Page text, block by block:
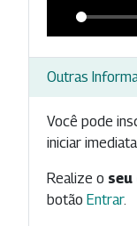
Outras
Você pode
iniciar
Realize o
botão Entrar.